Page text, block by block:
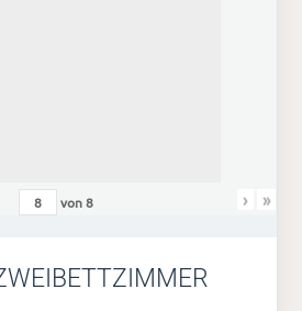
von8 › »